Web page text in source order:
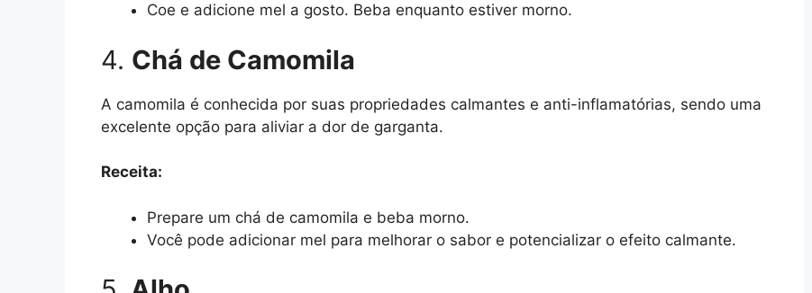
Coe e adicione mel a gosto. Beba enquanto estiver morno.
4. Chá de Camomila
A camomila é conhecida por suas propriedades calmantes e anti-inflamatórias, sendo uma
excelente opção para aliviar a dor de garganta.
Receita:
Prepare um chá de camomila e beba morno.
Você pode adicionar mel para melhorar o sabor e potencializar o efeito calmante.